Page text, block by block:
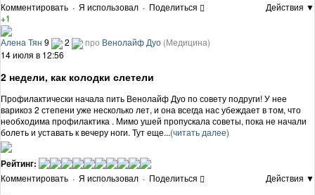
Комментировать · Я использовал · Поделиться
Действия ▼
+1
Алена Тян 9 2 про Венолайф Дуо (Медицина)
14 июля в 12:56
2 недели, как колодки слетели
Профилактически начала пить Венолайф Дуо по совету подруги! У нее
варикоз 2 степени уже несколько лет, и она всегда нас убеждает в том, что
необxодима профилактика . Мимо ушей пропускала советы, пока не начали
болеть и уставать к вечеру ноги. Тут еще...(читать далее)
Рейтинг:
Комментировать · Я использовал · Поделиться Действия ▼